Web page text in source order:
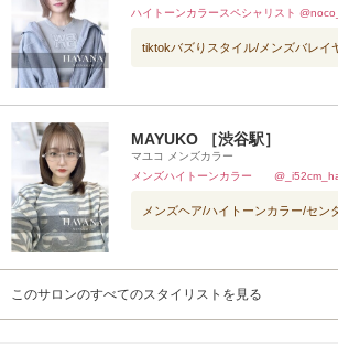
ハイトーンカラースペシャリスト
tiktokバズりスタイル/メンズバレイ
MAYUKO ［渋谷駅］
マユコ メンズカラー
メンズハイトーンカラー
メンズヘア/ハイトーンカラー/セン
このサロンのすべてのスタイリストを見る